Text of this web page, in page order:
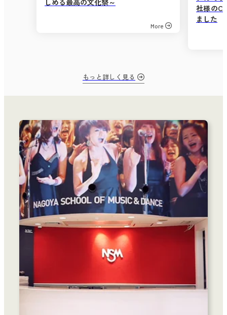
しめる最高の文化祭～
More
社様の
ました
もっと詳しく見る